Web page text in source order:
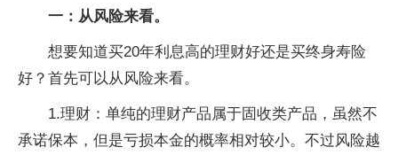
一：从风险来看。
想要知道买20年利息高的理财好还是买终身寿险
好？首先可以从风险来看。
1.理财：单纯的理财产品属于固收类产品，虽然不
承诺保本，但是亏损本金的概率相对较小。不过风险越